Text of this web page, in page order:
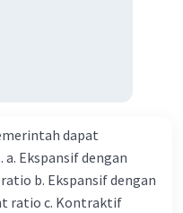
dapat
Ekspansif dengan
b. Ekspansif dengan
ratio c. Kontraktif